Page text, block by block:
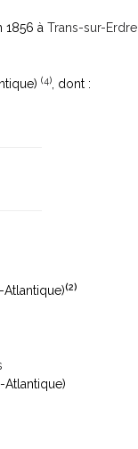
1856 à Trans-sur-Erdre
(4)
, dont :
Atlantique)(2)
Atlantique)